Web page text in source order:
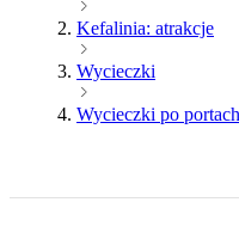
Kefalinia: atrakcje
Wycieczki
Wycieczki po